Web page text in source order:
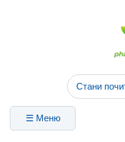
Стани
☰ Меню